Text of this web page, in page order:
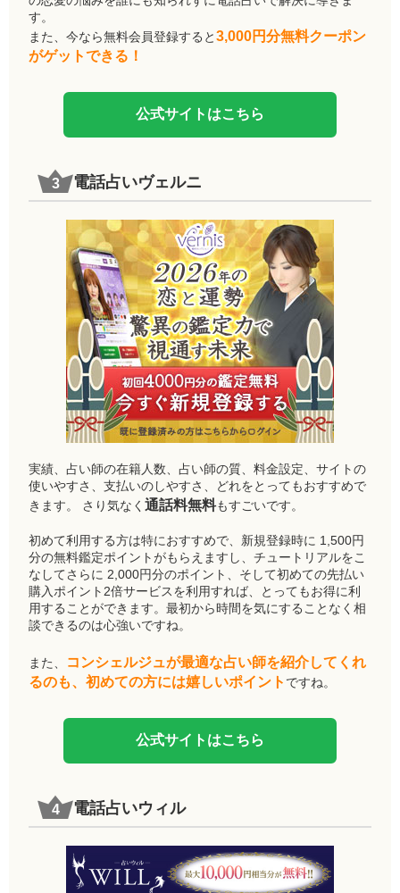
す。
また、今なら無料会員登録すると3,000円分無料クーポン
がゲットできる！
公式サイトはこちら
電話占いヴェルニ
実績、占い師の在籍人数、占い師の質、料金設定、サイトの
使いやすさ、支払いのしやすさ、どれをとってもおすすめで
きます。 さり気なく通話料無料もすごいです。
初めて利用する方は特におすすめで、新規登録時に 1,500円
分の無料鑑定ポイントがもらえますし、チュートリアルをこ
なしてさらに 2,000円分のポイント、そして初めての先払い
購入ポイント2倍サービスを利用すれば、とってもお得に利
用することができます。最初から時間を気にすることなく相
談できるのは心強いですね。
また、
コンシェルジュが最適な占い師を紹介してくれ
るのも、初めての方には嬉しいポイント ですね。
公式サイトはこちら
電話占いウィル